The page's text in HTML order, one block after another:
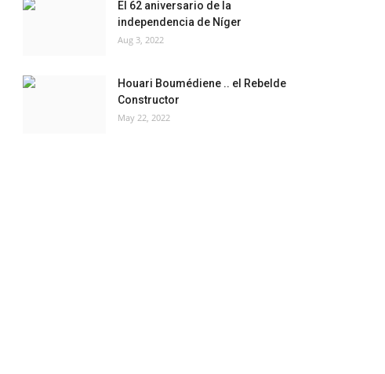
El 62 aniversario de la
independencia de Níger
Aug 3, 2022
Houari Boumédiene .. el Rebelde
Constructor
May 22, 2022